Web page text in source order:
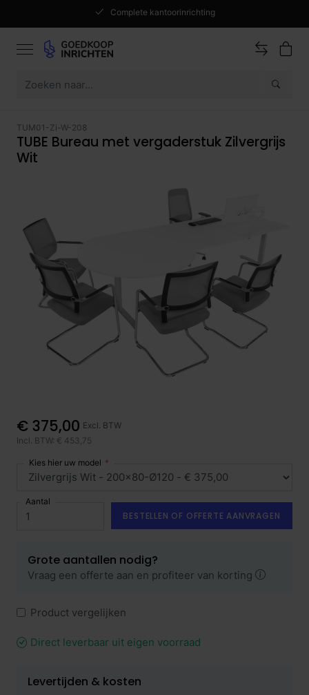
Complete kantoorinrichting
TUM01-Zi-W-208
TUBE Bureau met vergaderstuk Zilvergrijs
Wit
€ 375,00 Excl. BTW
Incl. BTW: € 453,75
Kies hier uw model
Aantal
BESTELLEN OF OFFERTE AANVRAGEN
Grote aantallen nodig?
Vraag een offerte aan en profiteer van korting
Product vergelijken
Direct leverbaar uit eigen voorraad
Levertijden & kosten